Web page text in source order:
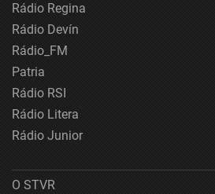
Rádio Regina
Rádio Devín
Rádio_FM
Patria
Rádio RSI
Rádio Litera
Rádio Junior
O STVR